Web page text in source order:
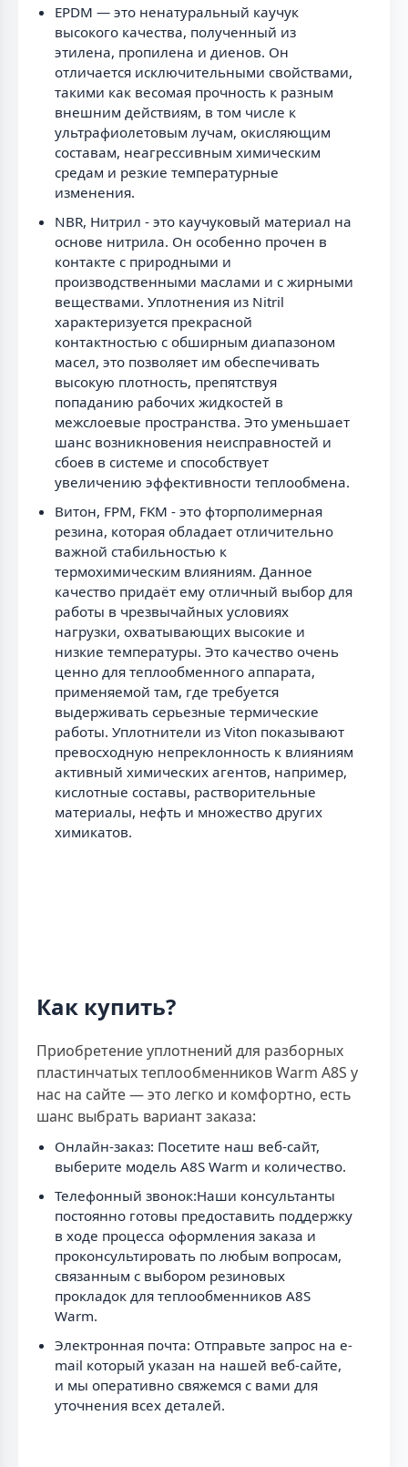
EPDM — это ненатуральный каучук
высокого качества, полученный из
этилена, пропилена и диенов. Он
отличается исключительными свойствами,
такими как весомая прочность к разным
внешним действиям, в том числе к
ультрафиолетовым лучам, окисляющим
составам, неагрессивным химическим
средам и резкие температурные
изменения.
NBR, Нитрил - это каучуковый материал на
основе нитрила. Он особенно прочен в
контакте с природными и
производственными маслами и с жирными
веществами. Уплотнения из Nitril
характеризуется прекрасной
контактностью с обширным диапазоном
масел, это позволяет им обеспечивать
высокую плотность, препятствуя
попаданию рабочих жидкостей в
межслоевые пространства. Это уменьшает
шанс возникновения неисправностей и
сбоев в системе и способствует
увеличению эффективности теплообмена.
Витон, FPM, FKM - это фторполимерная
резина, которая обладает отличительно
важной стабильностью к
термохимическим влияниям. Данное
качество придаёт ему отличный выбор для
работы в чрезвычайных условиях
нагрузки, охватывающих высокие и
низкие температуры. Это качество очень
ценно для теплообменного аппарата,
применяемой там, где требуется
выдерживать серьезные термические
работы. Уплотнители из Viton показывают
превосходную непреклонность к влияниям
активный химических агентов, например,
кислотные составы, растворительные
материалы, нефть и множество других
химикатов.
Как купить?
Приобретение уплотнений для разборных
пластинчатых теплообменников Warm A8S у
нас на сайте — это легко и комфортно, есть
шанс выбрать вариант заказа:
Онлайн-заказ: Посетите наш веб-сайт,
выберите модель A8S Warm и количество.
Телефонный звонок:Наши консультанты
постоянно готовы предоставить поддержку
в ходе процесса оформления заказа и
проконсультировать по любым вопросам,
связанным с выбором резиновых
прокладок для теплообменников A8S
Warm.
Электронная почта: Отправьте запрос на e-
mail который указан на нашей веб-сайте,
и мы оперативно свяжемся с вами для
уточнения всех деталей.